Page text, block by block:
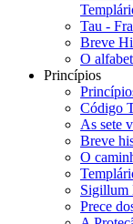
Tau -
Breve
O
Princípios
Código
As sete
Breve
O
Sigillum
Prece